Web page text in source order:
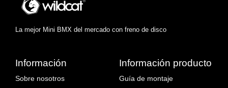
La mejor Mini BMX del mercado con freno de disco
Información
Sobre nosotros
Información producto
Guía de montaje